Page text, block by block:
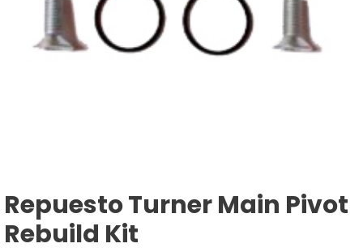
Repuesto Turner Main Pivot
Rebuild Kit